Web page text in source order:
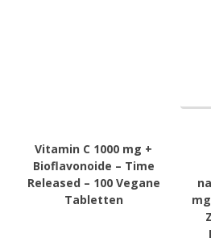
Vitamin C 1000 mg +
Bioflavonoide – Time
Released – 100 Vegane
Tabletten